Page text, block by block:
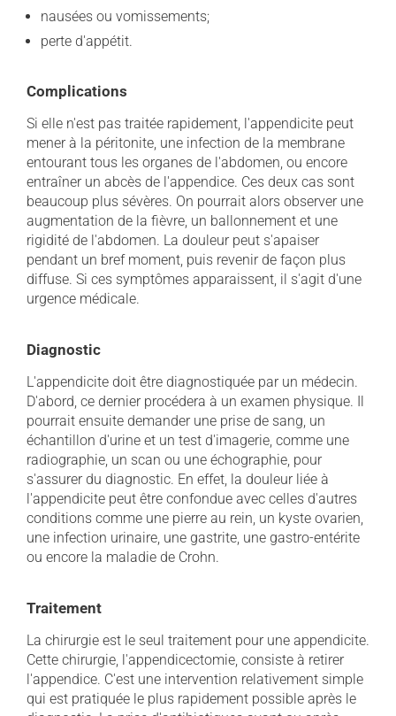
nausées ou vomissements;
perte d'appétit.
Complications
Si elle n'est pas traitée rapidement, l'appendicite peut
mener à la péritonite, une infection de la membrane
entourant tous les organes de l'abdomen, ou encore
entraîner un abcès de l'appendice. Ces deux cas sont
beaucoup plus sévères. On pourrait alors observer une
augmentation de la fièvre, un ballonnement et une
rigidité de l'abdomen. La douleur peut s'apaiser
pendant un bref moment, puis revenir de façon plus
diffuse. Si ces symptômes apparaissent, il s'agit d'une
urgence médicale.
Diagnostic
L'appendicite doit être diagnostiquée par un médecin.
D'abord, ce dernier procédera à un examen physique. Il
pourrait ensuite demander une prise de sang, un
échantillon d'urine et un test d'imagerie, comme une
radiographie, un scan ou une échographie, pour
s'assurer du diagnostic. En effet, la douleur liée à
l'appendicite peut être confondue avec celles d'autres
conditions comme une pierre au rein, un kyste ovarien,
une infection urinaire, une gastrite, une gastro-entérite
ou encore la maladie de Crohn.
Traitement
La chirurgie est le seul traitement pour une appendicite.
Cette chirurgie, l'appendicectomie, consiste à retirer
l'appendice. C'est une intervention relativement simple
qui est pratiquée le plus rapidement possible après le